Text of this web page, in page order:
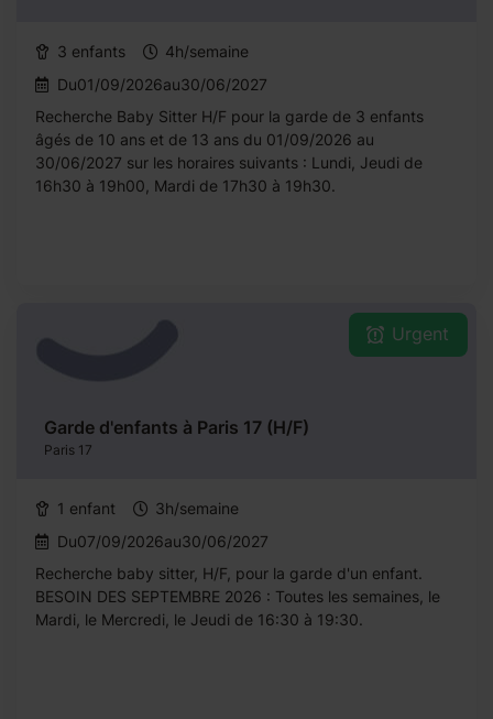
3 enfants
4h/semaine
Du01/09/2026au30/06/2027
Recherche Baby Sitter H/F pour la garde de 3 enfants
âgés de 10 ans et de 13 ans du 01/09/2026 au
30/06/2027 sur les horaires suivants : Lundi, Jeudi de
16h30 à 19h00, Mardi de 17h30 à 19h30.
Garde d'enfants à Paris 17 (H/F)
Paris 17
Urgent
1 enfant
3h/semaine
Du07/09/2026au30/06/2027
Recherche baby sitter, H/F, pour la garde d'un enfant.
BESOIN DES SEPTEMBRE 2026 : Toutes les semaines, le
Mardi, le Mercredi, le Jeudi de 16:30 à 19:30.